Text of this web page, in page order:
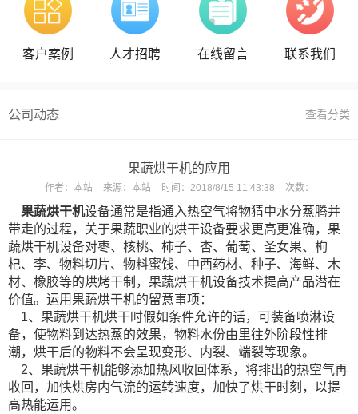
客户案例 人才招聘 在线留言 联系我们
公司动态 查看分类
果蔬烘干机的应用
作者： 本站 来源： 本站 时间： 2018/8/15 11:43:38 次数：
果蔬烘干机设备通常是指通入热空气将物猜中水分蒸腾并
带走的过程，关于果蔬职业的烘干设备要求更高更准确，果
蔬烘干机设备对枣、核桃、柿子、杏、葡萄、圣女果、枸
杞、李、物料切片、物料蜜饯、中西药材、种子、海鲜、木
材、橡胶等的烘烤干制，果蔬烘干机设备技术提高产品潜在
价值。运用果蔬烘干机的留意事项：
1、果蔬烘干机烘干时假如条件允许的话，可装备喷淋设
备，使物料到达热蒸的效果，物料水份由里往外阶段性排
潮，烘干后的物料不会呈现变形、内裂、端裂等现象。
2、果蔬烘干机能够添加热风收回体系，将排出的热空气再
收回，加快烘房内气流的运转速度，加快了烘干时刻，以提
高热能运用。